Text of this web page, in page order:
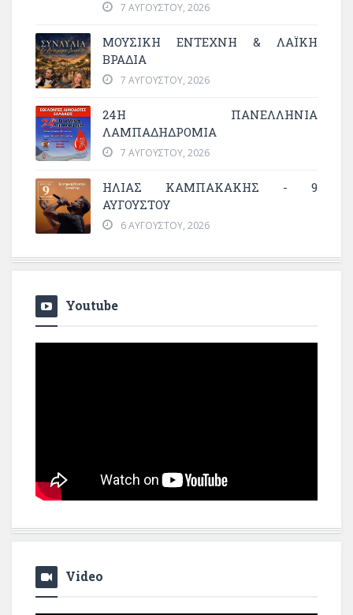
7 ΑΥΓΟΎΣΤΟΥ, 2026
ΜΟΥΣΙΚΉ ΈΝΤΕΧΝΗ & ΛΑΪΚΉ
ΒΡΑΔΙΆ
7 ΑΥΓΟΎΣΤΟΥ, 2026
24Η ΠΑΝΕΛΛΗΝΙΑ
ΛΑΜΠΑΔΗΔΡΟΜΙΑ
7 ΑΥΓΟΎΣΤΟΥ, 2026
ΗΛΙΑΣ ΚΑΜΠΑΚΑΚΗΣ - 9
ΑΥΓΟΥΣΤΟΥ
6 ΑΥΓΟΎΣΤΟΥ, 2026
Youtube
Video